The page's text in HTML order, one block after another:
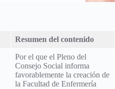
Resumen del contenido
Por el que el Pleno del
Consejo Social informa
favorablemente la creación de
la Facultad de Enfermería